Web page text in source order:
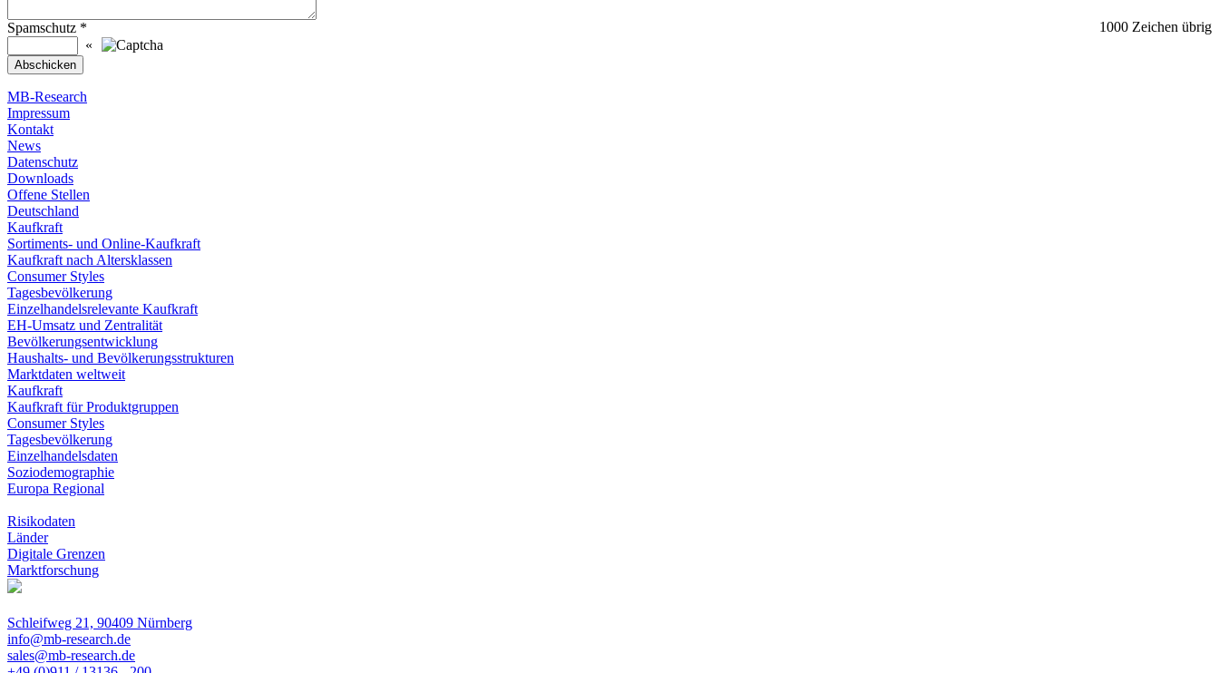
1000 Zeichen übrig
Spamschutz *
«
MB-Research
Impressum
Kontakt
News
Datenschutz
Downloads
Offene Stellen
Deutschland
Kaufkraft
Sortiments- und Online-Kaufkraft
Kaufkraft nach Altersklassen
Consumer Styles
Tagesbevölkerung
Einzelhandelsrelevante Kaufkraft
EH-Umsatz und Zentralität
Bevölkerungsentwicklung
Haushalts- und Bevölkerungsstrukturen
Marktdaten weltweit
Kaufkraft
Kaufkraft für Produktgruppen
Consumer Styles
Tagesbevölkerung
Einzelhandelsdaten
Soziodemographie
Europa Regional
Risikodaten
Länder
Digitale Grenzen
Marktforschung
Schleifweg 21, 90409 Nürnberg
info@mb-research.de
sales@mb-research.de